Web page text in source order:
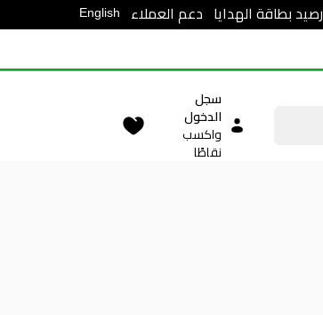
رصيد بطاقة الهدايا دعم العملاء English
سجل
الدخول
واكسب
نقاطًا